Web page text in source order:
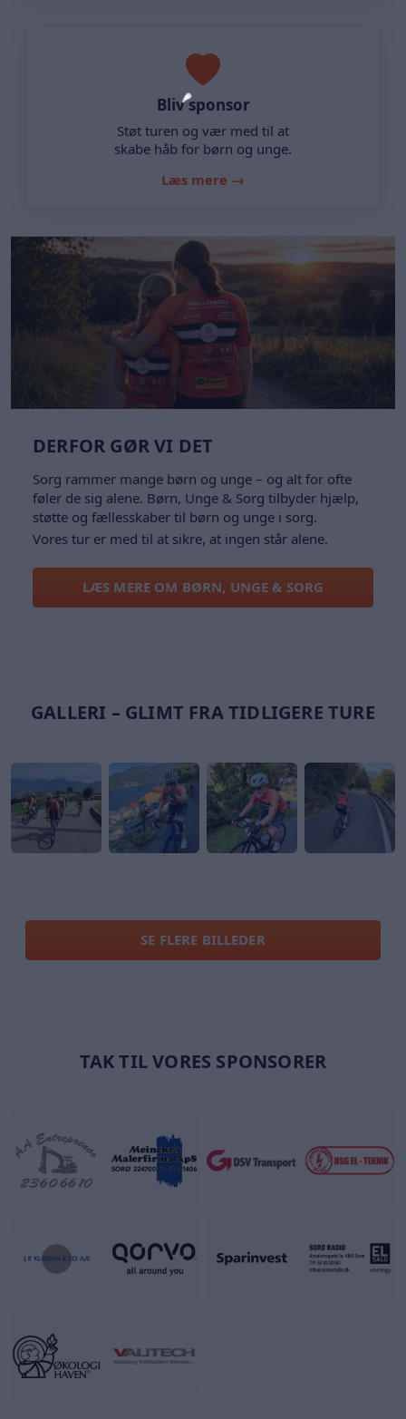
Bliv sponsor
Støt turen og vær med til at
skabe håb for børn og unge.
Læs mere →
DERFOR GØR VI DET
Sorg rammer mange børn og unge – og alt for ofte
føler de sig alene. Børn, Unge & Sorg tilbyder hjælp,
støtte og fællesskaber til børn og unge i sorg.
Vores tur er med til at sikre, at ingen står alene.
LÆS MERE OM BØRN, UNGE & SORG
GALLERI – GLIMT FRA TIDLIGERE TURE
SE FLERE BILLEDER
TAK TIL VORES SPONSORER